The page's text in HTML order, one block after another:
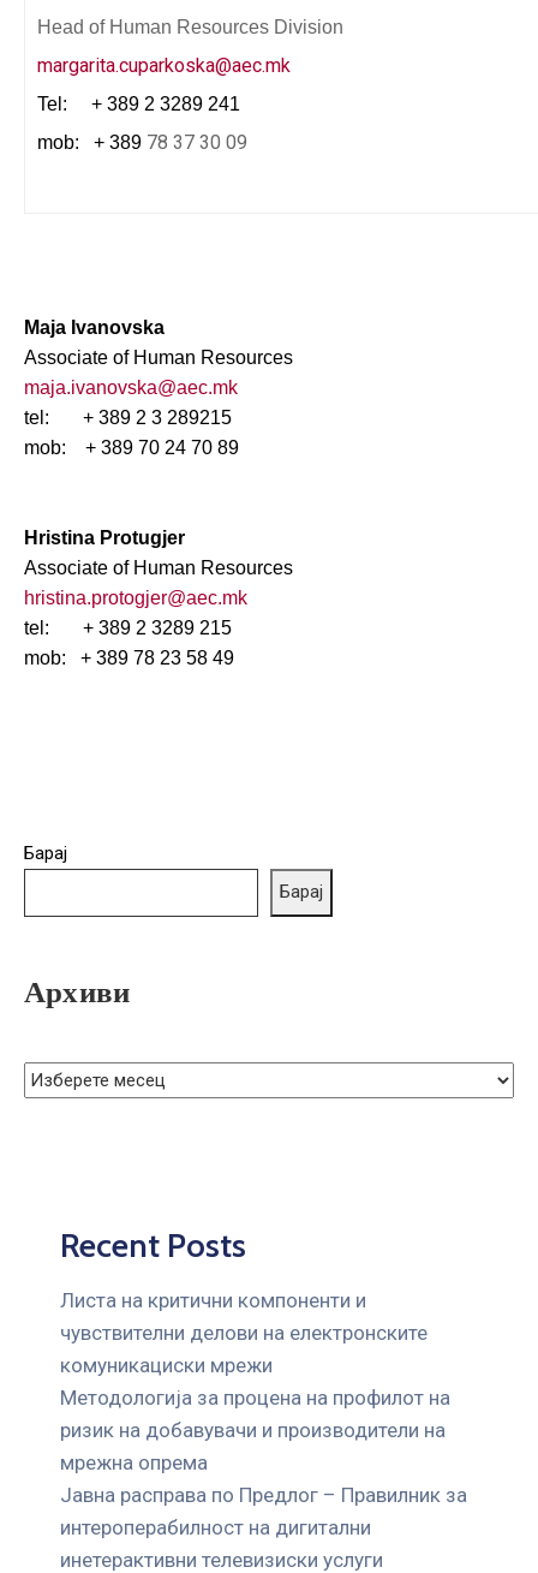
Head of Human Resources Division
margarita.cuparkoska@aec.mk
Tel: + 389 2 3289 241
mob: + 389 78 37 30 09
Maja Ivanovska
Associate of Human Resources
maja.ivanovska@aec.mk
tel: + 389 2 3 289215
mob: + 389 70 24 70 89
Hristina Protugjer
Associate of Human Resources
hristina.protogjer@aec.mk
tel: + 389 2 3289 215
mob: + 389 78 23 58 49
Барај
Барај
Архиви
Recent Posts
Листа на критични компоненти и
чувствителни делови на електронските
комуникациски мрежи
Mетодологија за процена на профилот на
ризик на добавувачи и производители на
мрежна опрема
Јавна расправа по Предлог – Правилник за
интероперабилност на дигитални
инетерактивни телевизиски услуги